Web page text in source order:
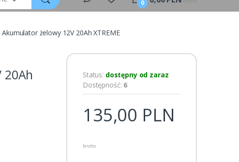
0
Akumulator żelowy 12V 20Ah XTREME
Status: dostępny od zaraz
Dostępność: 6
135,00 PLN
brutto